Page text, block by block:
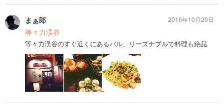
まぁ郎
等々力渓谷
等々力渓谷のすぐ近くにあるバル、リーズナブルで料理も絶品
2016年10月29日